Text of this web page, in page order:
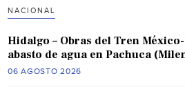
NACIONAL
Hidalgo – Obras del Tren
abasto de agua en Pachuca
06 AGOSTO 2026